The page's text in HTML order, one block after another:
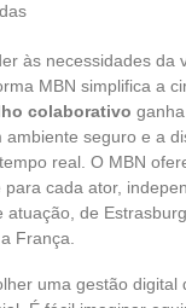
às necessidades da
MBN simplifica a
colaborativo
seguro e a
real. O MBN
cada ator,
atuação, de
França.
uma gestão digital